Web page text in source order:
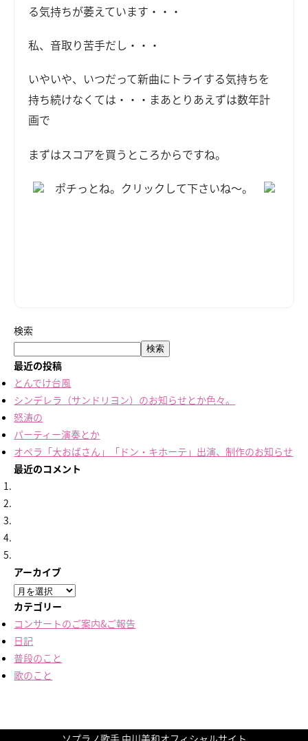
る気持ちが萎えています・・・
私、音取り苦手だし・・・
いやいや、いつだって新曲にトライする気持ちを
持ち続けなくては・・・まあとりあえずは数年計
画で
まずはスコアを買うところからですね。
ポチっとね。クリックして下さいね～。
検索
検索
最近の投稿
とんでけ台風
シンデレラ（サンドリヨン）のお知らせとか色々。
怒涛の
パーティー演奏とか
オペラ「大おばさん」「ドン・キホーテ」出演、制作のお知らせ
最近のコメント
久しぶりの楽譜にakiより
終演しました！にnakamiwaより
終演しました！にnakamiwaより
終演しました！に友鶴蒼より
終演しました！に友鶴蒼より
アーカイブ
ア
ー
カ
イ
ブ
カテゴリー
コンサートのご案内&ご報告
日記
普段のこと
歌のこと
ソプラノ歌手 中川美和オフィシャルサイト